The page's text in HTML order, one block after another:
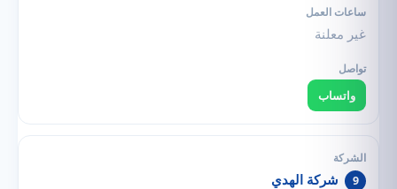
غير معلنة
واتساب
9 شركة الهدي